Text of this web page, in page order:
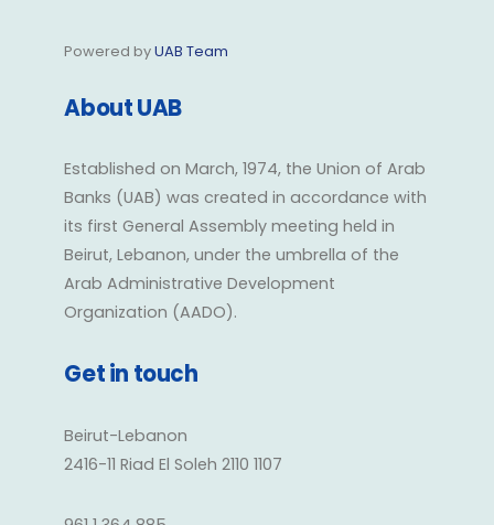
Powered byUAB Team
About UAB
Established on March, 1974, the Union of Arab
Banks (UAB) was created in accordance with
its first General Assembly meeting held in
Beirut, Lebanon, under the umbrella of the
Arab Administrative Development
Organization (AADO).
Get in touch
Beirut-Lebanon
2416-11 Riad El Soleh 2110 1107